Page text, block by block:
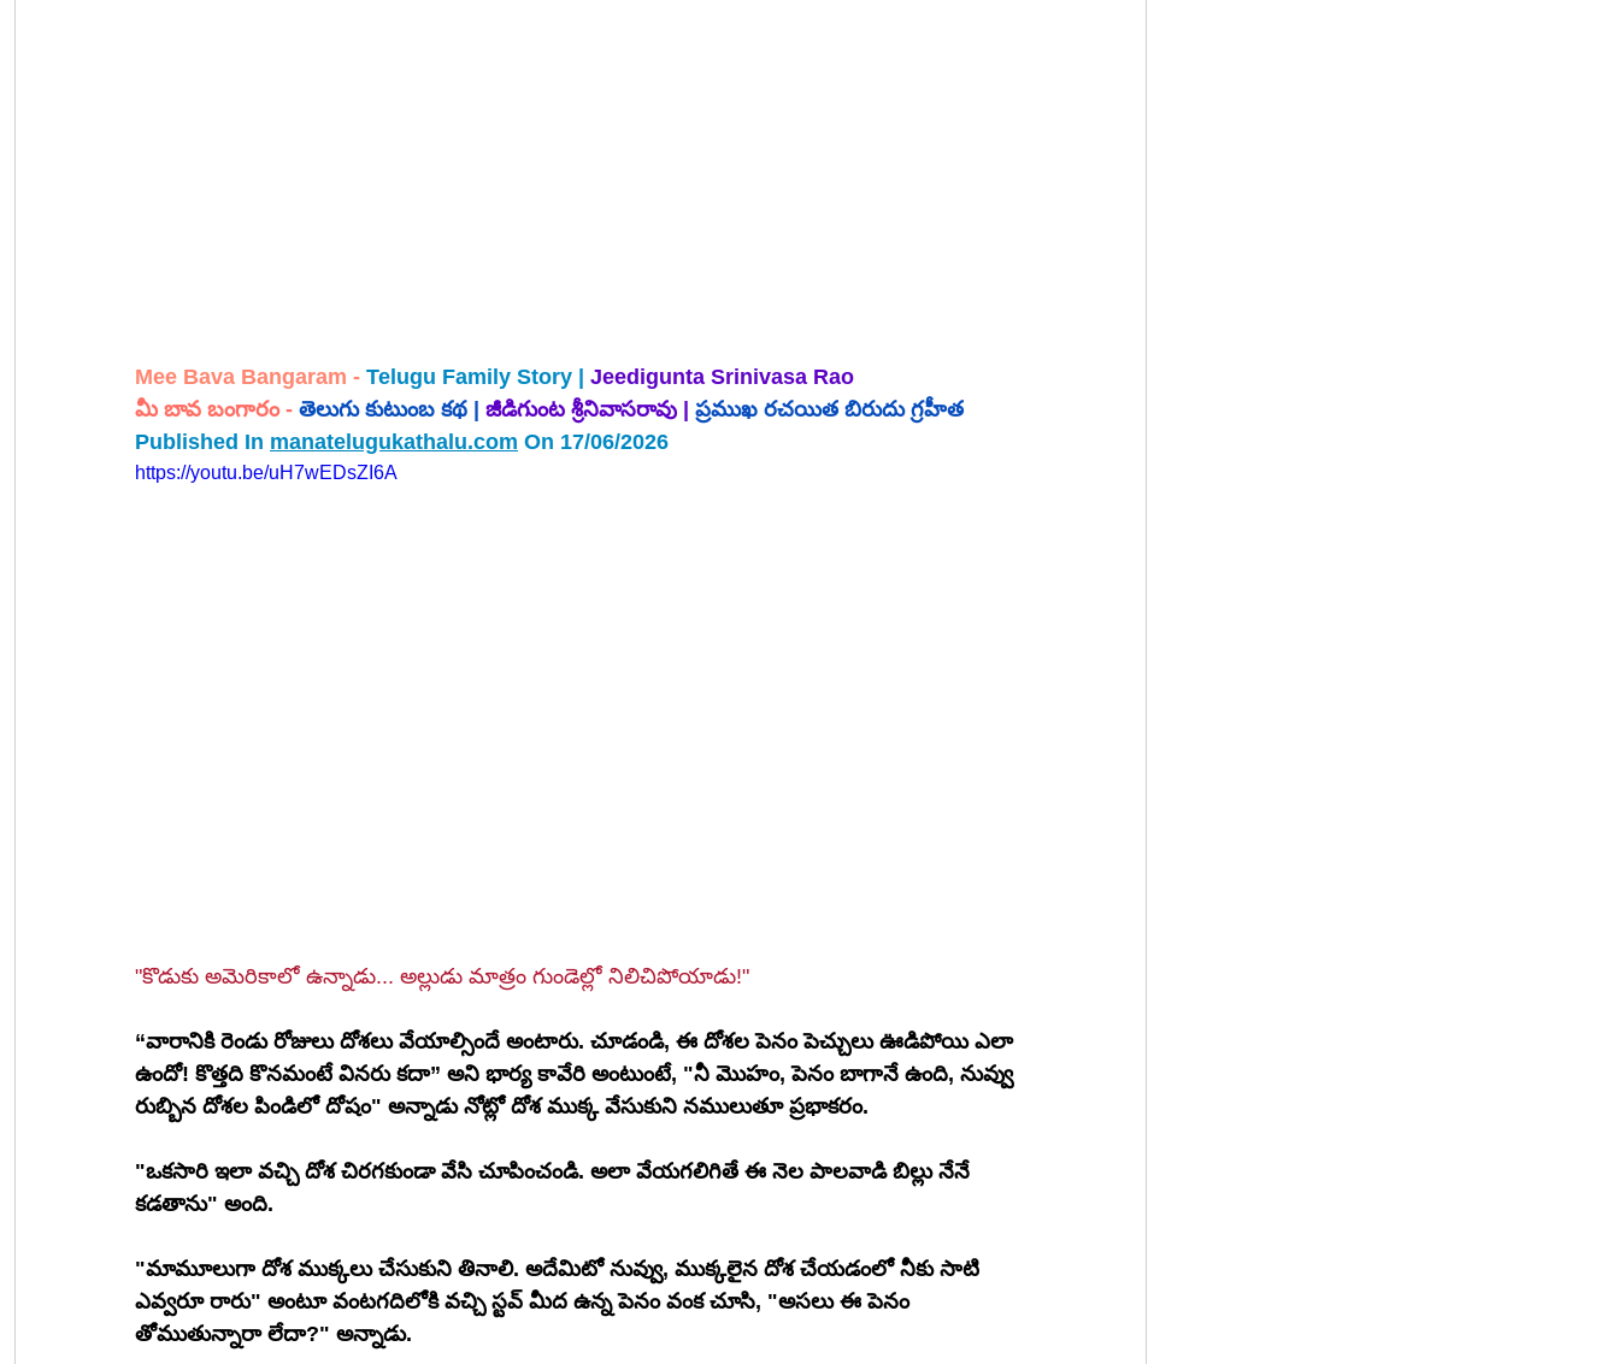
Mee Bava Bangaram - Telugu Family Story |
Jeedigunta Srinivasa Rao
మీ బావ బంగారం - తెలుగు కుటుంబ కథ | జీడిగుంట శ్రీనివాసరావు | ప్రముఖ రచయిత బిరుదు గ్రహీత
Published In manatelugukathalu.com On 17/06/2026
https://youtu.be/uH7wEDsZI6A
"కొడుకు అమెరికాలో ఉన్నాడు... అల్లుడు మాత్రం గుండెల్లో నిలిచిపోయాడు!"
“వారానికి రెండు రోజులు దోశలు వేయాల్సిందే అంటారు. చూడండి, ఈ దోశల పెనం పెచ్చులు ఊడిపోయి ఎలా
ఉందో! కొత్తది కొనమంటే వినరు కదా” అని భార్య కావేరి అంటుంటే, "నీ మొహం, పెనం బాగానే ఉంది, నువ్వు
రుబ్బిన దోశల పిండిలో దోషం" అన్నాడు నోట్లో దోశ ముక్క వేసుకుని నములుతూ ప్రభాకరం.
"ఒకసారి ఇలా వచ్చి దోశ చిరగకుండా వేసి చూపించండి. అలా వేయగలిగితే ఈ నెల పాలవాడి బిల్లు నేనే
కడతాను" అంది.
"మామూలుగా దోశ ముక్కలు చేసుకుని తినాలి. అదేమిటో నువ్వు, ముక్కలైన దోశ చేయడంలో నీకు సాటి
ఎవ్వరూ రారు" అంటూ వంటగదిలోకి వచ్చి స్టవ్ మీద ఉన్న పెనం వంక చూసి, "అసలు ఈ పెనం
తోముతున్నారా లేదా?" అన్నాడు.